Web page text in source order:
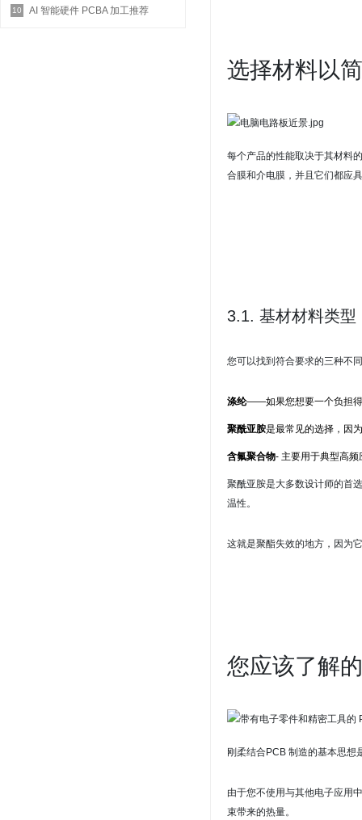
选择材料以
每个产品的性能取决于其材料
合膜和介电膜，并且它们都应
3.1. 基材材料类型
您可以找到符合要求的三种不
涤纶——如果您想要一个负担得
聚酰亚胺是最常见的选择，因
含氟聚合物- 主要用于典型高
聚酰亚胺是大多数设计师的首
温性。
这就是聚酯失效的地方，因为
您应该了解
刚柔结合PCB 制造的基本思想
由于您不使用与其他电子应用
束带来的热量。
10 AI 智能硬件 PCBA 加工推荐